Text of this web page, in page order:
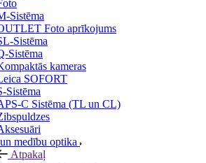
Sistēma
Foto aprīkojums
Sistēma
Sistēma
kameras
SOFORT
Sistēma
C Sistēma (TL un CL)
medību optika
Atpakaļ